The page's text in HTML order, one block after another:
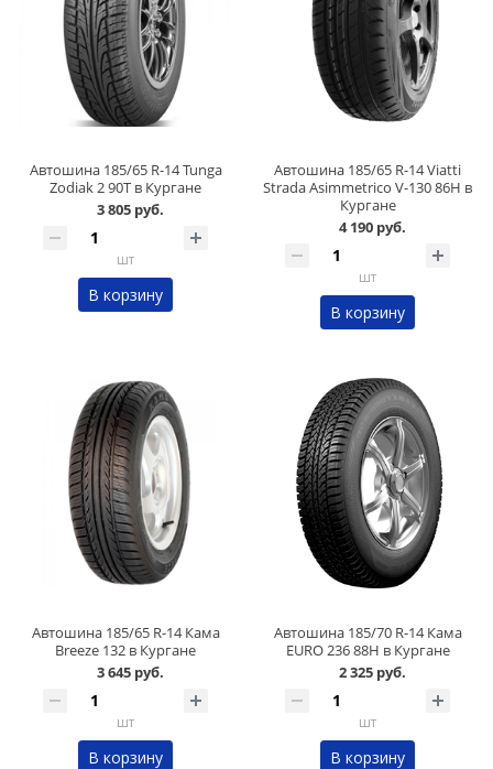
Автошина 185/65 R-14 Tunga
Zodiak 2 90T в Кургане
3 805 руб.
шт
В корзину
Автошина 185/65 R-14 Viatti
Strada Asimmetrico V-130 86H в
Кургане
4 190 руб.
шт
В корзину
Автошина 185/65 R-14 Кама
Breeze 132 в Кургане
3 645 руб.
шт
В корзину
Автошина 185/70 R-14 Кама
EURO 236 88H в Кургане
2 325 руб.
шт
В корзину